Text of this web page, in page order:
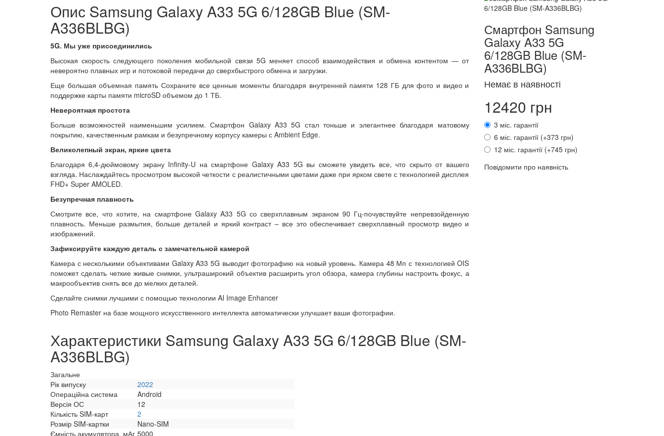
Опис Samsung Galaxy A33 5G 6/128GB Blue (SM-
A336BLBG)
5G. Мы уже присоединились
Высокая скорость следующего поколения мобильной связи 5G меняет способ взаимодействия и обмена контентом — от
невероятно плавных игр и потоковой передачи до сверхбыстрого обмена и загрузки.
Еще большая объемная память Сохраните все ценные моменты благодаря внутренней памяти 128 ГБ для фото и видео и
поддержке карты памяти microSD объемом до 1 ТБ.
Невероятная простота
Больше возможностей наименьшим усилием. Смартфон Galaxy A33 5G стал тоньше и элегантнее благодаря матовому
покрытию, качественным рамкам и безупречному корпусу камеры с Ambient Edge.
Великолепный экран, яркие цвета
Благодаря 6,4-дюймовому экрану Infinity-U на смартфоне Galaxy A33 5G вы сможете увидеть все, что скрыто от вашего
взгляда. Наслаждайтесь просмотром высокой четкости с реалистичными цветами даже при ярком свете с технологией дисплея
FHD+ Super AMOLED.
Безупречная плавность
Смотрите все, что хотите, на смартфоне Galaxy A33 5G со сверхплавным экраном 90 Гц-почувствуйте непревзойденную
плавность. Меньше размытия, больше деталей и яркий контраст – все это обеспечивает сверхплавный просмотр видео и
изображений.
Зафиксируйте каждую деталь с замечательной камерой
Камера с несколькими объективами Galaxy A33 5G выводит фотографию на новый уровень. Камера 48 Мп с технологией OIS
поможет сделать четкие живые снимки, ультраширокий объектив расширить угол обзора, камера глубины настроить фокус, а
макрообъектив снять все до мелких деталей.
Сделайте снимки лучшими с помощью технологии AI Image Enhancer
Photo Remaster на базе мощного искусственного интеллекта автоматически улучшает ваши фотографии.
Характеристики Samsung Galaxy A33 5G 6/128GB Blue (SM-
A336BLBG)
Загальне
Рік випуску
2022
Операційна система
Android
Версія ОС
12
Кількість SIM-карт
2
Розмір SIM-картки
Nano-SIM
Ємність акумулятора, мАг 5000
Смартфон Samsung
Galaxy A33 5G
6/128GB Blue (SM-
A336BLBG)
Немає в наявності
12420 грн
3 міс. гарантії
6 міс. гарантії (+373 грн)
12 міс. гарантії (+745 грн)
Повідомити про наявність